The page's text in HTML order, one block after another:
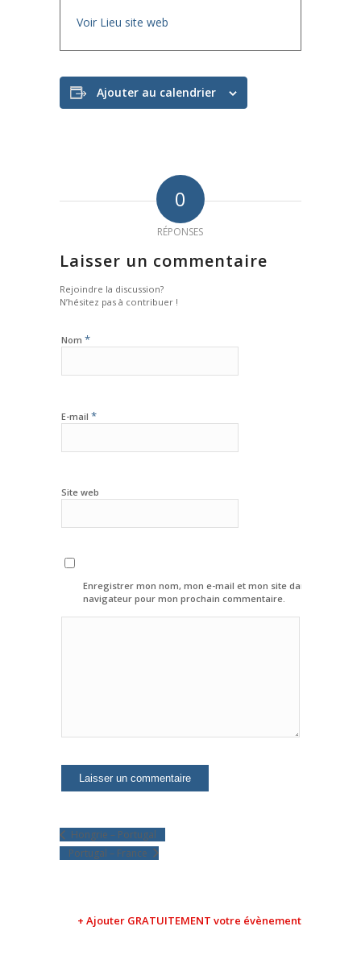
Voir Lieu site web
Ajouter au calendrier
0
RÉPONSES
Laisser un commentaire
Rejoindre la discussion?
N’hésitez pas à contribuer !
Nom *
E-mail *
Site web
Enregistrer mon nom, mon e-mail et mon site dans le
navigateur pour mon prochain commentaire.
Hongrie – Portugal
Portugal – France
+ Ajouter GRATUITEMENT votre évènement